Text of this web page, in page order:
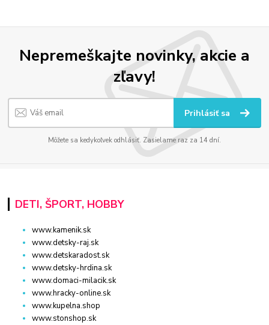
Nepremeškajte novinky, akcie a
zľavy!
Prihlásiť sa
Môžete sa kedykoľvek odhlásiť. Zasielame raz za 14 dní.
DETI, ŠPORT, HOBBY
www.kamenik.sk
www.detsky-raj.sk
www.detskaradost.sk
www.detsky-hrdina.sk
www.domaci-milacik.sk
www.hracky-online.sk
www.kupelna.shop
www.stonshop.sk